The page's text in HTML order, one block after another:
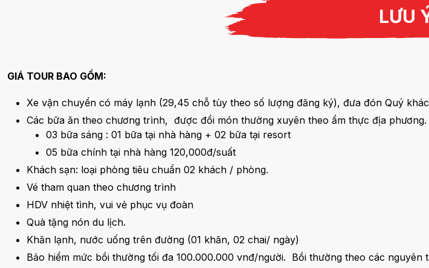
LƯU
GIÁ TOUR BAO GỒM:
Xe vận chuyển có máy lạnh (29,45 chỗ tùy theo số lượng đăng ký), đưa đón Quý
Các bữa ăn theo chương trình, được đổi món thường xuyên theo ẩm thực địa phương.
03 bữa sáng : 01 bữa tại nhà hàng + 02 bữa tại resort
05 bữa chính tại nhà hàng 120,000đ/suất
Khách sạn: loại phòng tiêu chuẩn 02 khách / phòng.
Vé tham quan theo chương trình
HDV nhiệt tình, vui vẻ phục vụ đoàn
Quà tặng nón du lịch.
Khăn lạnh, nước uống trên đường (01 khăn, 02 chai/ ngày)
Bảo hiểm mức bồi thường tối đa 100.000.000 vnđ/người. Bồi thường theo các